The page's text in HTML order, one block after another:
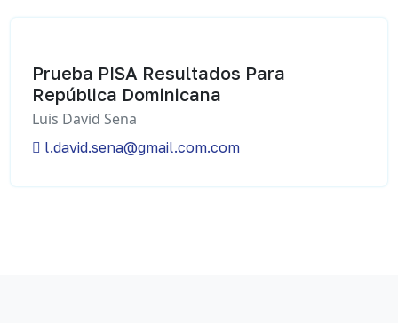
Prueba PISA Resultados Para
República Dominicana
Luis David Sena
l.david.sena@gmail.com.com